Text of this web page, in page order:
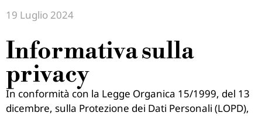
19 Luglio 2024
Informativa sulla
privacy
In conformità con la Legge Organica 15/1999, del 13
dicembre, sulla Protezione dei Dati Personali (LOPD),